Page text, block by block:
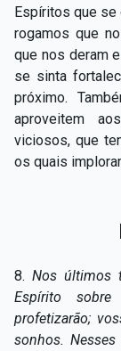
Espíritos que se
rogamos que
que nos deram
se sinta
próximo.
aproveitem
viciosos, que
os quais
8. Nos últimos
Espírito
profetizarão;
sonhos.